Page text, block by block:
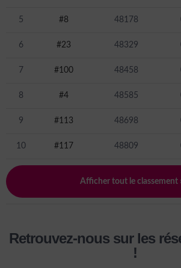
5 #8 48178
6 #23 48329
7 #100 48458
8 #4 48585
9 #113 48698
10 #117 48809
Afficher tout le classement
Retrouvez-nous sur les
!